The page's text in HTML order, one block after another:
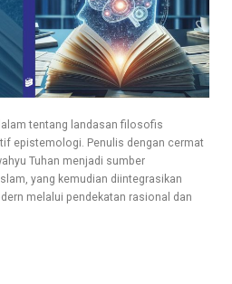
tentang landasan filosofis
epistemologi. Penulis dengan cermat
Tuhan menjadi sumber
yang kemudian diintegrasikan
melalui pendekatan rasional dan